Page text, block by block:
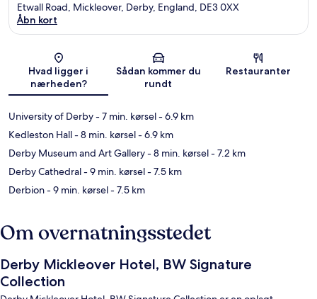
Kort
Etwall Road, Mickleover, Derby, England, DE3 0XX
Åbn kort
Hvad ligger i
nærheden?
Sådan kommer du
rundt
Restauranter
University of Derby- 7 min. kørsel- 6.9 km
Kedleston Hall- 8 min. kørsel- 6.9 km
Derby Museum and Art Gallery- 8 min. kørsel- 7.2 km
Derby Cathedral- 9 min. kørsel- 7.5 km
Derbion- 9 min. kørsel- 7.5 km
Om overnatningsstedet
Derby Mickleover Hotel, BW Signature
Collection